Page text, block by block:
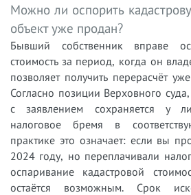
Можно ли оспорить
объект уже продан?
Бывший собственник вправе
стоимость за период, когда он
позволяет получить перерасчёт
Согласно позиции Верховного
с заявлением сохраняется у
налоговое бремя в
практике это означает: если вы
2024 году, но переплачивали
оспаривание кадастровой
остаётся возможным. Срок